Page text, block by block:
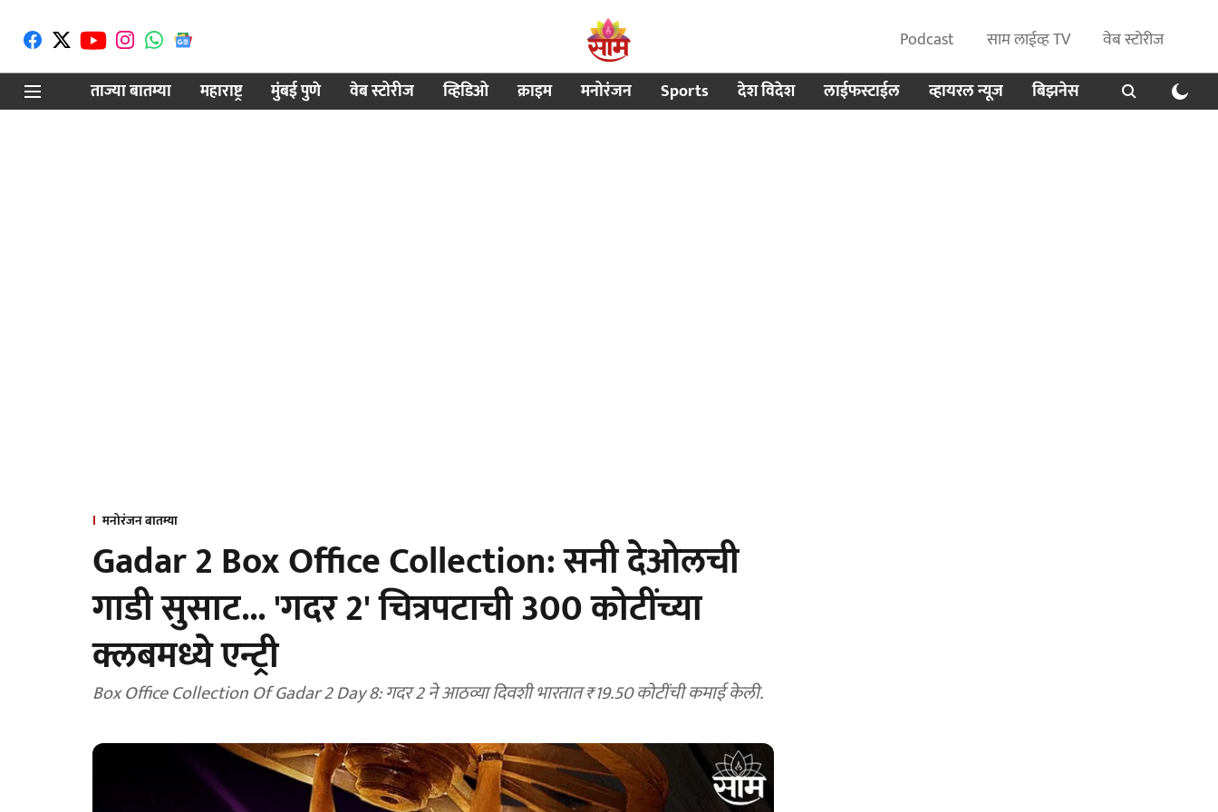
Podcast साम लाईव्ह TV
वेब स्टोरीज
ताज्या बातम्या
महाराष्ट्र मुंबई पुणे वेब स्टोरीज व्हिडिओ क्राइम मनोरंजन Sports देश विदेश लाईफस्टाईल व्हायरल न्यूज बिझनेस
मनोरंजन बातम्या
Gadar 2 Box Office Collection: सनी देओलची
गाडी सुसाट... 'गदर 2' चित्रपटाची 300 कोटींच्या
क्लबमध्ये एन्ट्री
Box Office Collection Of Gadar 2 Day 8: गदर 2 ने आठव्या दिवशी भारतात ₹19.50 कोटींची कमाई केली.